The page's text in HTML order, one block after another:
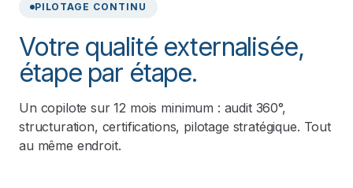
PILOTAGE CONTINU
Votre qualité externalisée,
étape par étape.
Un copilote sur 12 mois minimum : audit 360°,
structuration, certifications, pilotage stratégique. Tout
au même endroit.